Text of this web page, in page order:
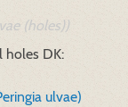
(holes))
holes DK:
ulvae)